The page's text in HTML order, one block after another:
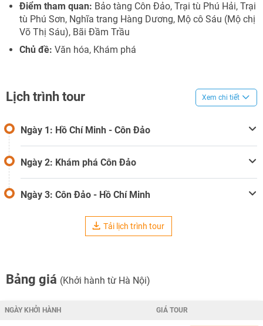
Điểm tham quan: Bảo tàng Côn Đảo, Trại tù Phú Hải, Trại
tù Phú Sơn, Nghĩa trang Hàng Dương, Mộ cô Sáu (Mộ chị
Võ Thị Sáu), Bãi Đầm Trầu
Chủ đề: Văn hóa, Khám phá
Lịch trình tour Xem chi tiết
Ngày 1: Hồ Chí Minh - Côn Đảo
Ngày 2: Khám phá Côn Đảo
Ngày 3: Côn Đảo - Hồ Chí Minh
Tải lịch trình tour
Bảng giá (Khởi hành từ Hà Nội)
NGÀY KHỞI HÀNH GIÁ TOUR